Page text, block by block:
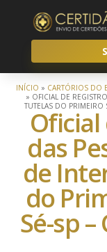
INÍCIO » CARTÓRIOS DO
» OFICIAL DE
TUTELAS DO PRIMEIRO
Oficial
das
de
do
Sé-sp